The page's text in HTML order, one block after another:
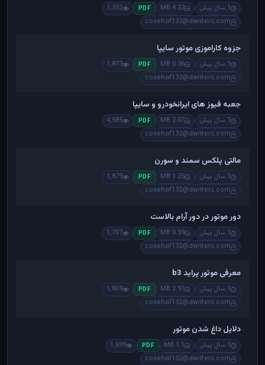
1 سال پیش 4.22 MB
PDF
1,352
cosehof132@dwriters.com
جزوه کاراموزی موتور سایپا
1 سال پیش 0.36 MB
PDF
1,873
cosehof132@dwriters.com
جعبه فیوز های ایرانخودرو و سایپا
1 سال پیش 2.07 MB
PDF
4,585
cosehof132@dwriters.com
مالتی پلکس سمند و سورن
1 سال پیش 1.25 MB
PDF
1,879
cosehof132@dwriters.com
دور موتور در دور آرام بالاست
1 سال پیش 0.59 MB
PDF
1,707
cosehof132@dwriters.com
معرفی موتور پراید b3
1 سال پیش 2.97 MB
PDF
1,869
cosehof132@dwriters.com
دلایل داغ شدن موتور
1 سال پیش 1.1 MB
PDF
1,699
cosehof132@dwriters.com